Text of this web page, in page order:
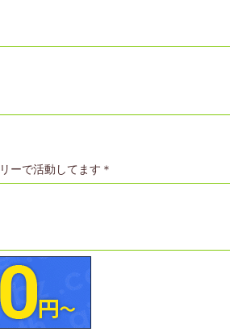
ーで活動してます＊